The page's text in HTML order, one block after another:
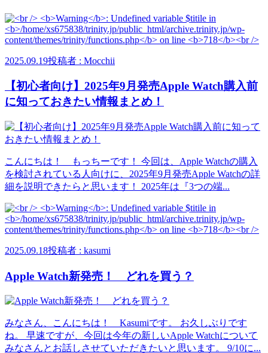
2025.09.19投稿者 : Mocchii
【初心者向け】2025年9月発売Apple Watch購入前
に知っておきたい情報まとめ！
こんにちは！ もっちーです！ 今回は、Apple Watchの購入
を検討されている人向けに、2025年9月発売Apple Watchの詳
細を説明できたらと思います！ 2025年は『3つの端...
2025.09.18投稿者 : kasumi
Apple Watch新発売！ どれを買う？
みなさん、こんにちは！ Kasumiです。 お久しぶりです
ね。 早速ですが、今回は今年の新しいApple Watchについて
みなさんとお話しさせていただきたいと思います。 9/10に...